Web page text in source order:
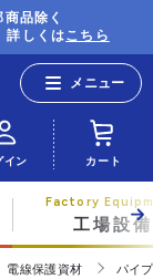
品除く
詳しくはこちら
イン カート
工場設備
電線保護資材 パイ